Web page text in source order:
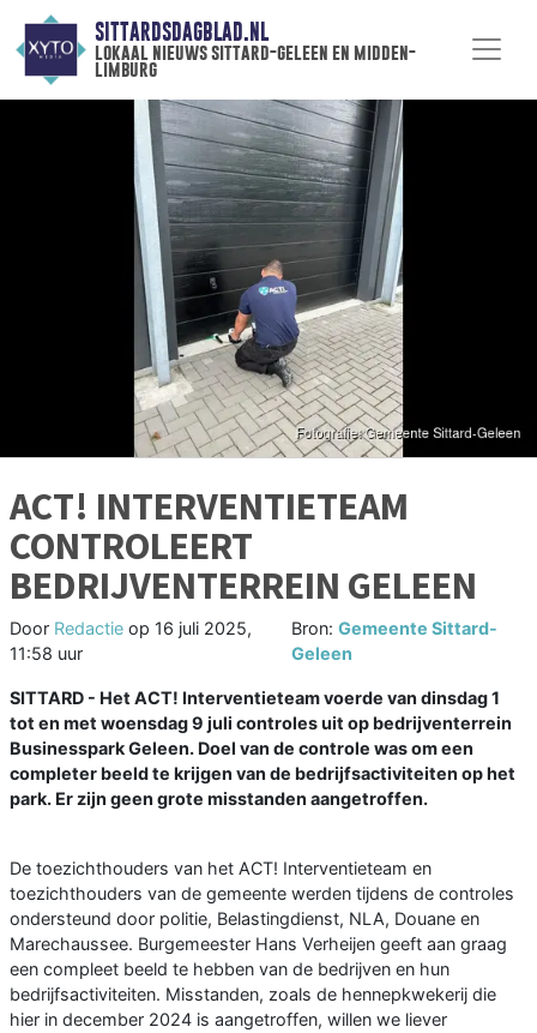
SITTARDSDAGBLAD.NL
lokaal nieuws sittard-geleen en midden-
limburg
ACT! INTERVENTIETEAM
CONTROLEERT
BEDRIJVENTERREIN GELEEN
Door Redactie op 16 juli 2025,
11:58 uur
Bron:Gemeente Sittard-
Geleen
SITTARD - Het ACT! Interventieteam voerde van dinsdag 1
tot en met woensdag 9 juli controles uit op bedrijventerrein
Businesspark Geleen. Doel van de controle was om een
completer beeld te krijgen van de bedrijfsactiviteiten op het
park. Er zijn geen grote misstanden aangetroffen.
De toezichthouders van het ACT! Interventieteam en
toezichthouders van de gemeente werden tijdens de controles
ondersteund door politie, Belastingdienst, NLA, Douane en
Marechaussee. Burgemeester Hans Verheijen geeft aan graag
een compleet beeld te hebben van de bedrijven en hun
bedrijfsactiviteiten. Misstanden, zoals de hennepkwekerij die
hier in december 2024 is aangetroffen, willen we liever